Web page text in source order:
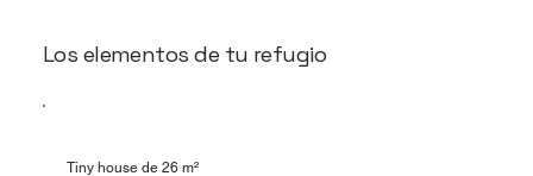
Los elementos de tu refugio
Tiny house de 26 m²